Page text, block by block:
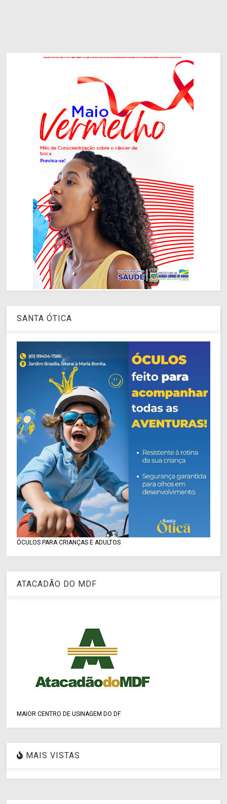
SANTA ÓTICA
ÓCULOS PARA CRIANÇAS E ADULTOS
ATACADÃO DO MDF
MAIOR CENTRO DE USINAGEM DO DF
MAIS VISTAS